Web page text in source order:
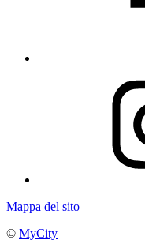
Mappa del sito
© MyCity